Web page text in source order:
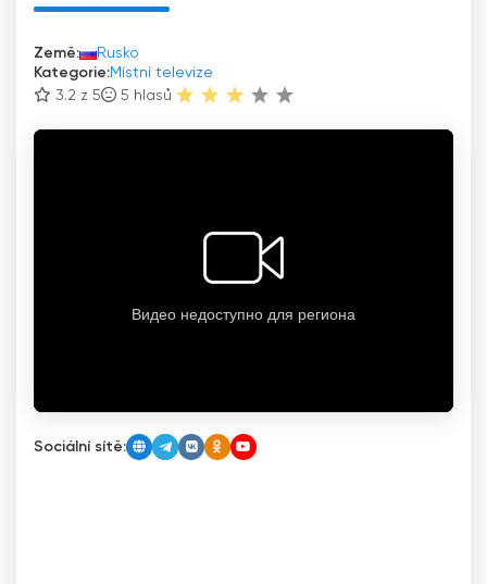
Země:
Rusko
Kategorie:Místní televize
3.2 z 5
5 hlasů
Sociální sítě: